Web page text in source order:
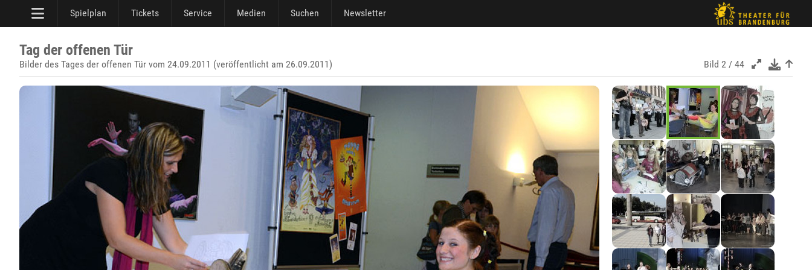
Spielplan Tickets Service Medien Suchen Newsletter
Tag der offenen Tür
Bilder des Tages der offenen Tür vom 24.09.2011 (veröffentlicht am 26.09.2011) Bild 2 / 44